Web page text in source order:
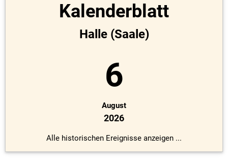
Kalenderblatt
Halle (Saale)
6
August
2026
Alle historischen Ereignisse anzeigen ...